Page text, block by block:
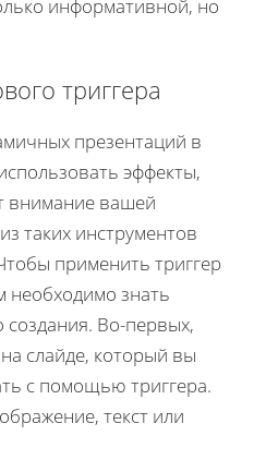
информативной, но
триггера
презентаций в
эффекты,
внимание вашей
таких инструментов
применить триггер
необходимо знать
Во-первых,
слайде, который вы
с помощью триггера.
текст или